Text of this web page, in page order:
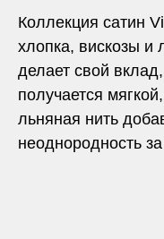
Коллекция сатин
хлопка, вискозы и
делает свой
получается
льняная нить
неоднородность